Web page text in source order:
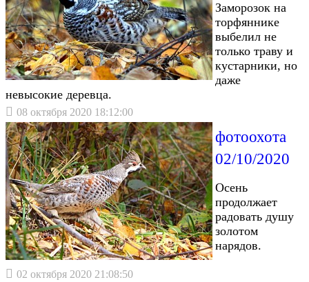
Заморозок на
торфяннике
выбелил не
только траву и
кустарники, но
даже
невысокие деревца.
08 октября 2020 18:12:00
фотоохота
02/10/2020
Осень
продолжает
радовать душу
золотом
нарядов.
02 октября 2020 21:08:50